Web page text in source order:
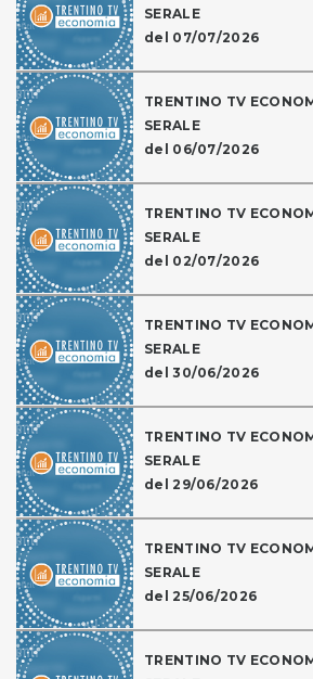
SERALE
del 07/07/2026
TRENTINO TV
SERALE
del 06/07/2026
TRENTINO TV
SERALE
del 02/07/2026
TRENTINO TV
SERALE
del 30/06/2026
TRENTINO TV
SERALE
del 29/06/2026
TRENTINO TV
SERALE
del 25/06/2026
TRENTINO TV